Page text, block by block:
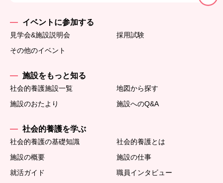
イベントに参加する
見学会&施設説明会
採用試験
その他のイベント
施設をもっと知る
社会的養護施設一覧
地図から探す
施設のおたより
施設へのQ&A
社会的養護を学ぶ
社会的養護の基礎知識
社会的養護とは
施設の概要
施設の仕事
就活ガイド
職員インタビュー